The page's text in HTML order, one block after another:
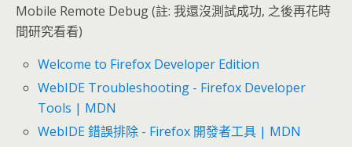
Mobile Remote Debug (註: 我還沒測試成功, 之後再花時
間研究看看)
Welcome to Firefox Developer Edition
WebIDE Troubleshooting - Firefox Developer
Tools | MDN
WebIDE 錯誤排除 - Firefox 開發者工具 | MDN